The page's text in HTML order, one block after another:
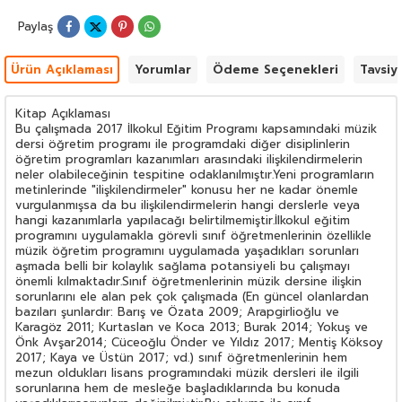
edici öğrenme-öğretme yaşantıları oluşturmada yardımcı
olabilmesini ümit ve temenni ederim.
Paylaş
Ürün Açıklaması Yorumlar Ödeme Seçenekleri
Kitap Açıklaması
Bu çalışmada 2017 İlkokul Eğitim Programı kapsamındaki müzik
dersi öğretim programı ile programdaki diğer disiplinlerin
öğretim programları kazanımları arasındaki ilişkilendirmelerin
neler olabileceğinin tespitine odaklanılmıştır.Yeni programların
metinlerinde "ilişkilendirmeler" konusu her ne kadar önemle
vurgulanmışsa da bu ilişkilendirmelerin hangi derslerle veya
hangi kazanımlarla yapılacağı belirtilmemiştir.İlkokul eğitim
programını uygulamakla görevli sınıf öğretmenlerinin özellikle
müzik öğretim programını uygulamada yaşadıkları sorunları
aşmada belli bir kolaylık sağlama potansiyeli bu çalışmayı
önemli kılmaktadır.Sınıf öğretmenlerinin müzik dersine ilişkin
sorunlarını ele alan pek çok çalışmada (En güncel olanlardan
bazıları şunlardır: Barış ve Özata 2009; Arapgirlioğlu ve
Karagöz 2011; Kurtaslan ve Koca 2013; Burak 2014; Yokuş ve
Önk Avşar2014; Cüceoğlu Önder ve Yıldız 2017; Mentiş Köksoy
2017; Kaya ve Üstün 2017; vd.) sınıf öğretmenlerinin hem
mezun oldukları lisans programındaki müzik dersleri ile ilgili
sorunlarına hem de mesleğe başladıklarında bu konuda